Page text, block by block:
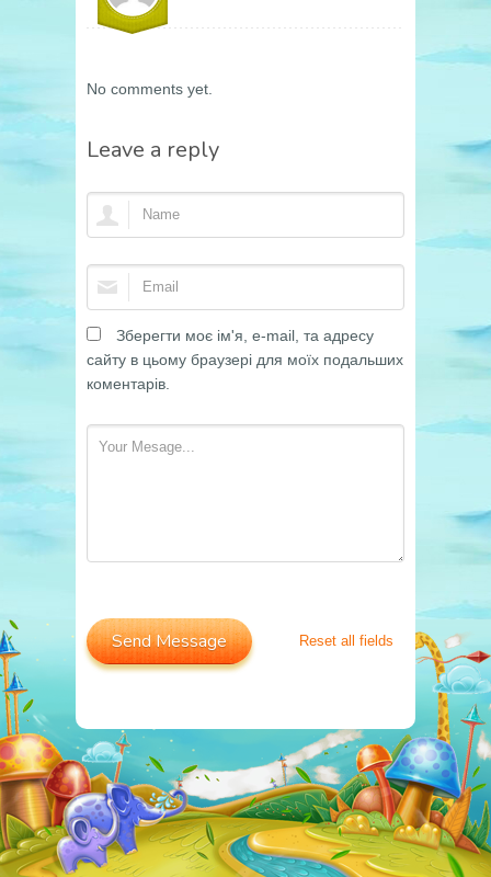
No comments yet.
Leave a reply
Зберегти моє ім'я, e-mail, та адресу
сайту в цьому браузері для моїх подальших
коментарів.
Reset all fields